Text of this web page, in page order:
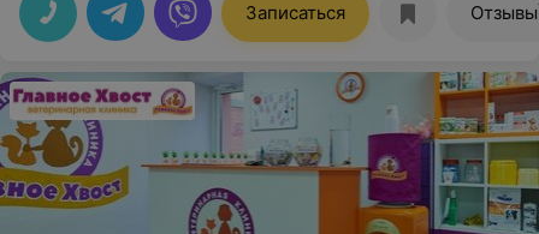
Записаться Отзывы